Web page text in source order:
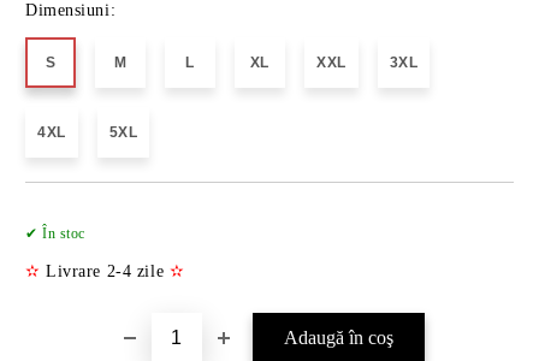
Dimensiuni:
S M L XL XXL 3XL
4XL 5XL
✔ În stoc
✫ Livrare 2-4 zile ✫